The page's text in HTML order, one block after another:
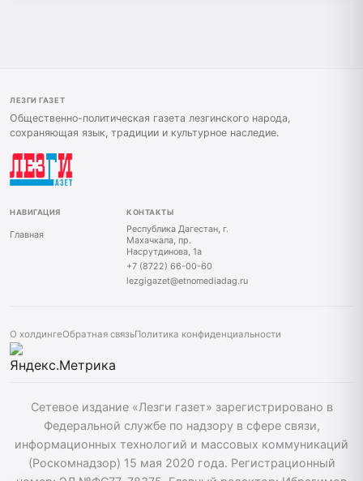
ЛЕЗГИ ГАЗЕТ
Общественно-политическая газета лезгинского народа,
сохраняющая язык, традиции и культурное наследие.
НАВИГАЦИЯ
Главная
КОНТАКТЫ
Республика Дагестан, г.
Махачкала, пр.
Насрутдинова, 1а
+7 (8722) 66-00-60
lezgigazet@etnomediadag.ru
О холдингеОбратная связьПолитика конфиденциальности
Сетевое издание «Лезги газет» зарегистрировано в
Федеральной службе по надзору в сфере связи,
информационных технологий и массовых коммуникаций
(Роскомнадзор) 15 мая 2020 года. Регистрационный